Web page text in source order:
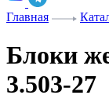
Главная
Блоки
3.503-27